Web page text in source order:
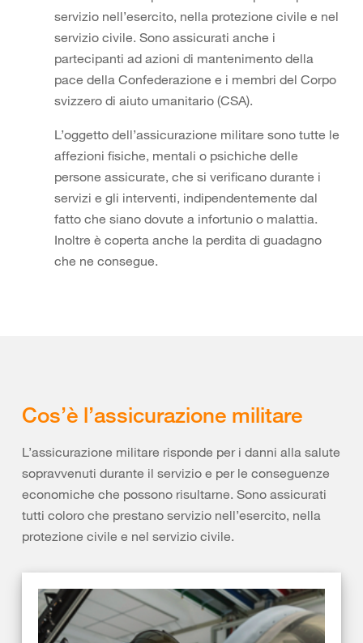
servizio nell’esercito, nella protezione civile e nel
servizio civile. Sono assicurati anche i
partecipanti ad azioni di mantenimento della
pace della Confederazione e i membri del Corpo
svizzero di aiuto umanitario (CSA).
L’oggetto dell’assicurazione militare sono tutte le
affezioni fisiche, mentali o psichiche delle
persone assicurate, che si verificano durante i
servizi e gli interventi, indipendentemente dal
fatto che siano dovute a infortunio o malattia.
Inoltre è coperta anche la perdita di guadagno
che ne consegue.
Cos’è l’assicurazione militare
L’assicurazione militare risponde per i danni alla salute
sopravvenuti durante il servizio e per le conseguenze
economiche che possono risultarne. Sono assicurati
tutti coloro che prestano servizio nell’esercito, nella
protezione civile e nel servizio civile.